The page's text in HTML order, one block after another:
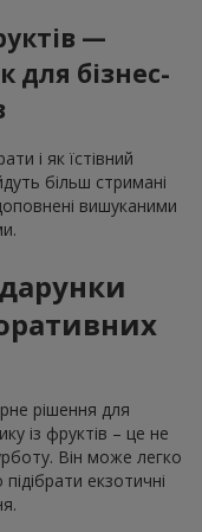
—
бізнес-
і як їстівний
більш стримані
вишуканими
рішення для
із фруктів – це не
Він може легко
екзотичні